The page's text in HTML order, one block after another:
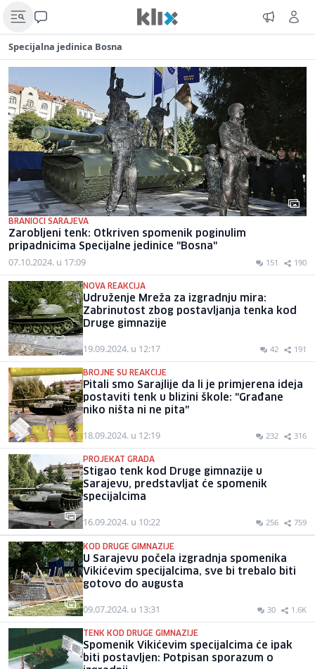
Specijalna jedinica Bosna
BRANIOCI SARAJEVA
Zarobljeni tenk: Otkriven spomenik poginulim
pripadnicima Specijalne jedinice "Bosna"
07.10.2024. u 17:09 151 190
NOVA REAKCIJA
Udruženje Mreža za izgradnju mira:
Zabrinutost zbog postavljanja tenka kod
Druge gimnazije
19.09.2024. u 12:17 42 191
BROJNE SU REAKCIJE
Pitali smo Sarajlije da li je primjerena ideja
postaviti tenk u blizini škole: "Građane
niko ništa ni ne pita"
18.09.2024. u 12:19 232 316
PROJEKAT GRADA
Stigao tenk kod Druge gimnazije u
Sarajevu, predstavljat će spomenik
specijalcima
16.09.2024. u 10:22 256 759
KOD DRUGE GIMNAZIJE
U Sarajevu počela izgradnja spomenika
Vikićevim specijalcima, sve bi trebalo biti
gotovo do augusta
09.07.2024. u 13:31 30 1.6K
TENK KOD DRUGE GIMNAZIJE
Spomenik Vikićevim specijalcima će ipak
biti postavljen: Potpisan sporazum o